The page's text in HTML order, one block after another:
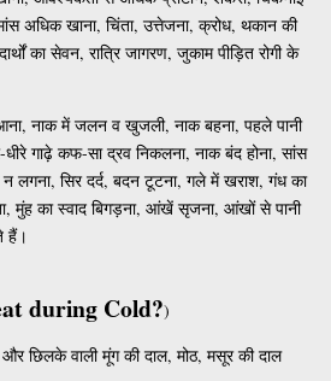
अधिक खाना, चिंता, उत्तेजना, क्रोध, थकान की
का सेवन, रात्रि जागरण, जुकाम पीड़ित रोगी के
नाक में जलन व खुजली, नाक बहना, पहले पानी
धीरे गाढ़े कफ-सा द्रव निकलना, नाक बंद होना, सांस
लगना, सिर दर्द, बदन टूटना, गले में खराश, गंध का
मुंह का स्वाद बिगड़ना, आंखें सृजना, आंखों से पानी
हैं।
during Cold?)
और छिलके वाली मूंग की दाल, मोठ, मसूर की दाल